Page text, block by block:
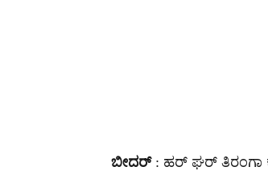
ಬೀದರ್: ಹರ್ ಘರ್ ತಿರಂಗಾ